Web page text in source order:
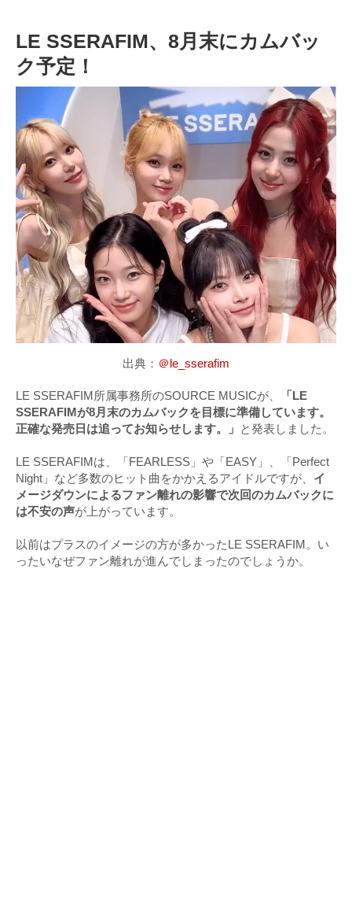
LE SSERAFIM、8月末にカムバッ
ク予定！
出典： ＠le_sserafim
LE SSERAFIM所属事務所のSOURCE MUSICが、
「LE
SSERAFIMが8月末のカムバックを目標に準備しています。
正確な発売日は追ってお知らせします。」 と発表しました。
LE SSERAFIMは、「FEARLESS」や「EASY」、「Perfect
Night」など多数のヒット曲をかかえるアイドルですが、 イ
メージダウンによるファン離れの影響で次回のカムバックに
は不安の声が上がっています。
以前はプラスのイメージの方が多かったLE SSERAFIM。い
ったいなぜファン離れが進んでしまったのでしょうか。